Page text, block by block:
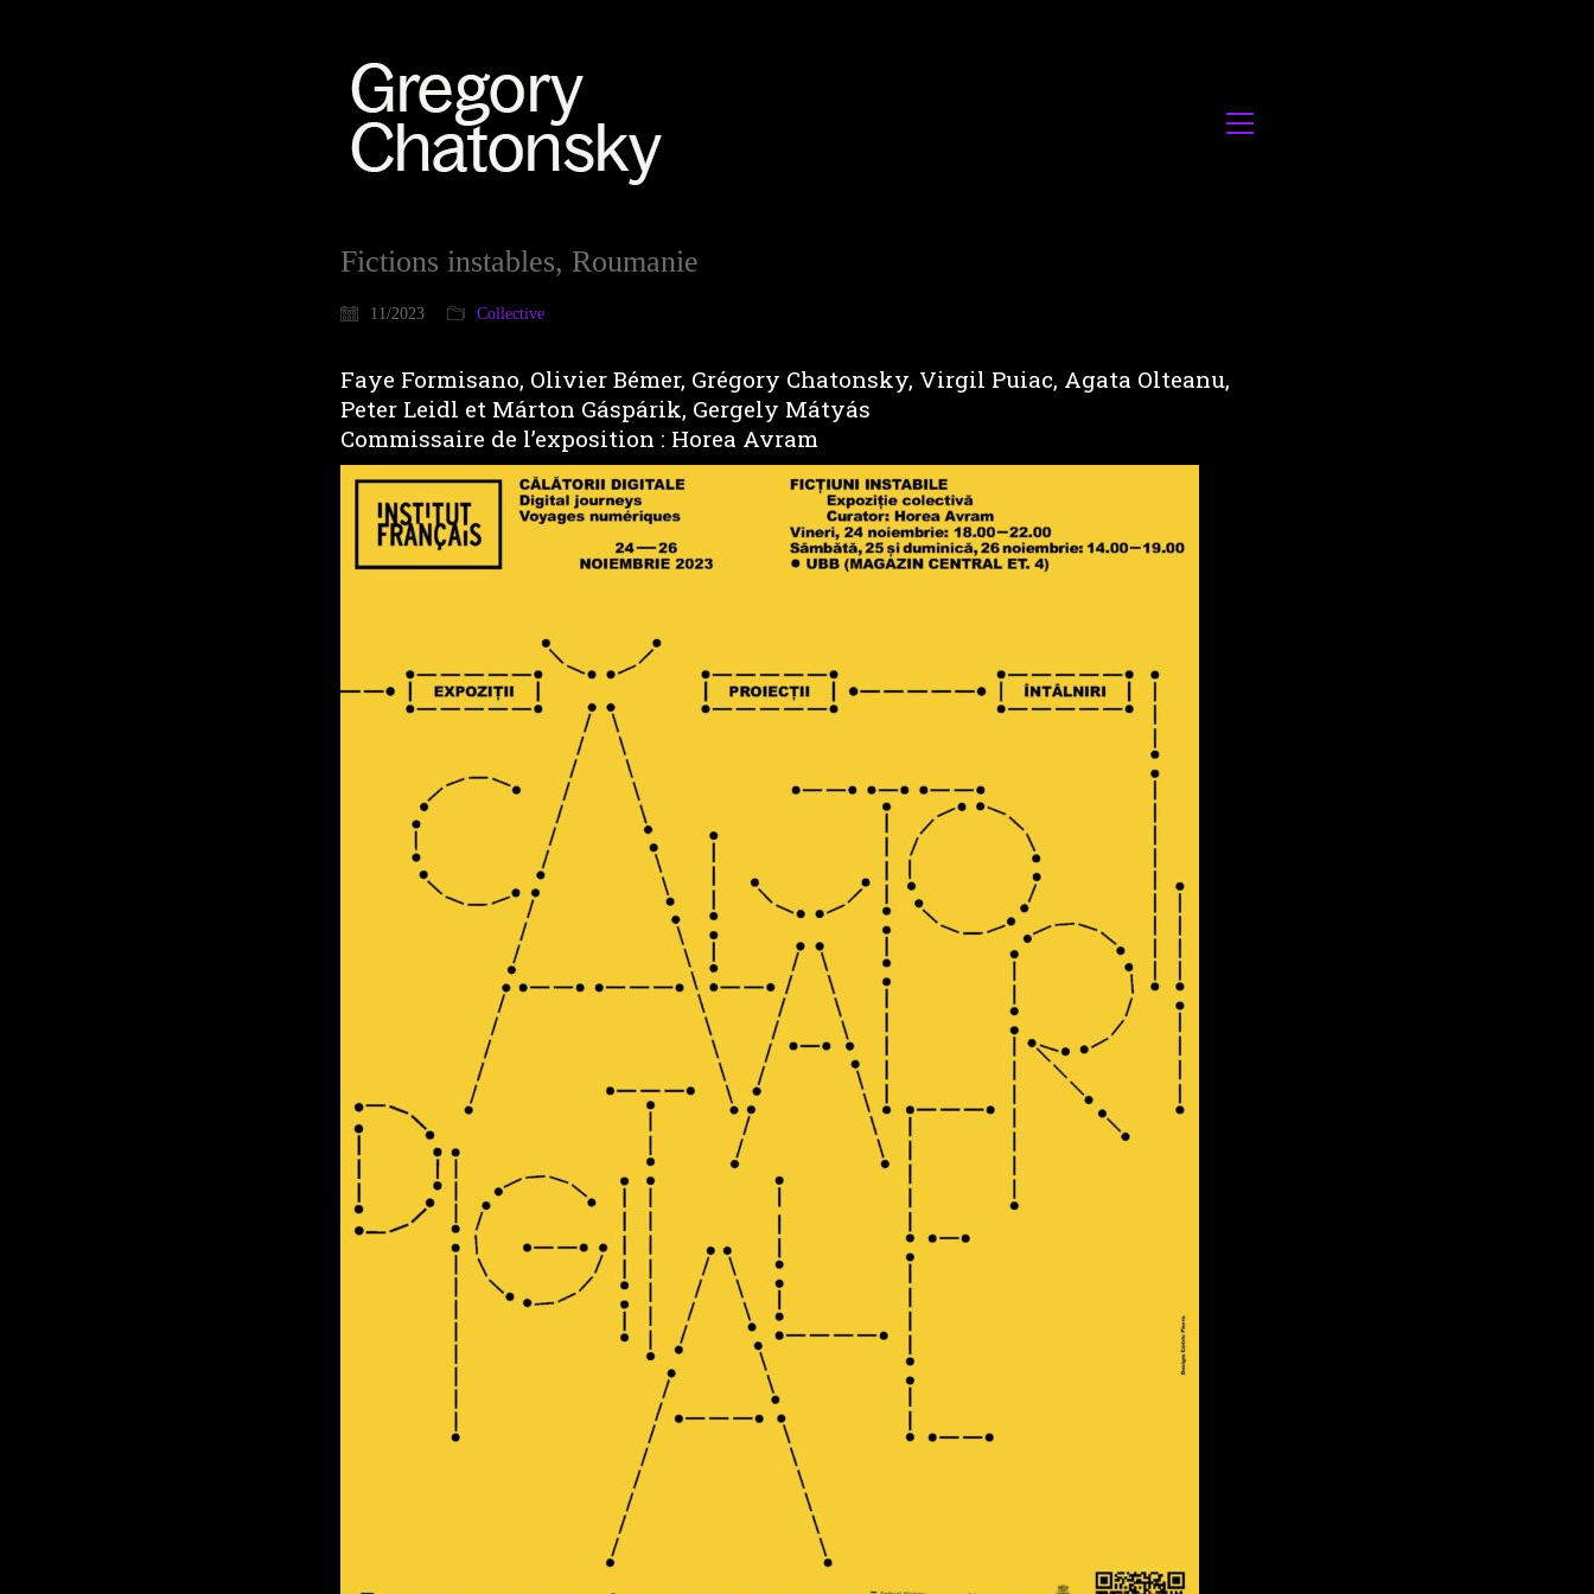
Fictions instables, Roumanie
11/2023 Collective
Faye Formisano, Olivier Bémer, Grégory Chatonsky, Virgil Puiac, Agata Olteanu,
Peter Leidl et Márton Gáspárik, Gergely Mátyás
Commissaire de l’exposition : Horea Avram